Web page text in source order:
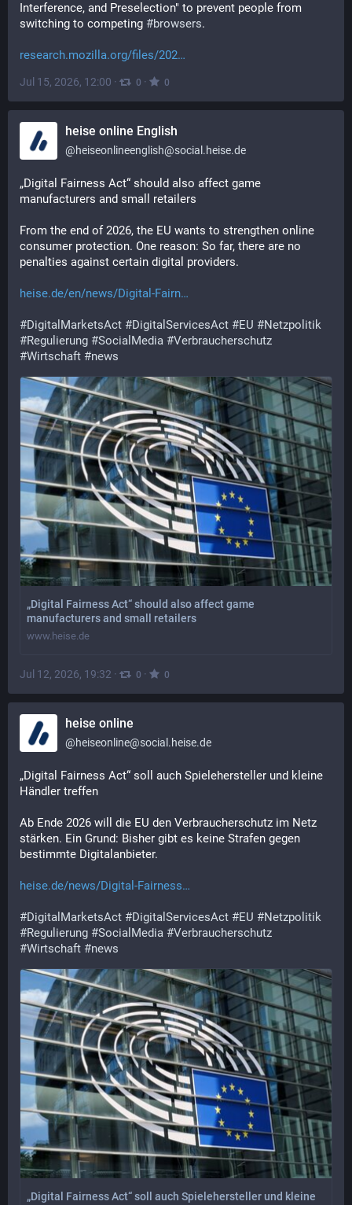
Interference, and Preselection" to prevent people from
switching to competing #browsers.
research.mozilla.org/files/202
Jul 15, 2026, 12:00 · 0 · 0
heise online English
@heiseonlineenglish@social.heise.de
„Digital Fairness Act“ should also affect game
manufacturers and small retailers
From the end of 2026, the EU wants to strengthen online
consumer protection. One reason: So far, there are no
penalties against certain digital providers.
heise.de/en/news/Digital-Fairn
#DigitalMarketsAct #DigitalServicesAct #EU #Netzpolitik
#Regulierung #SocialMedia #Verbraucherschutz
#Wirtschaft #news
„Digital Fairness Act“ should also affect game
manufacturers and small retailers
www.heise.de
Jul 12, 2026, 19:32 · 0 · 0
heise online
@heiseonline@social.heise.de
„Digital Fairness Act“ soll auch Spielehersteller und kleine
Händler treffen
Ab Ende 2026 will die EU den Verbraucherschutz im Netz
stärken. Ein Grund: Bisher gibt es keine Strafen gegen
bestimmte Digitalanbieter.
heise.de/news/Digital-Fairness
#DigitalMarketsAct #DigitalServicesAct #EU #Netzpolitik
#Regulierung #SocialMedia #Verbraucherschutz
#Wirtschaft #news
„Digital Fairness Act“ soll auch Spielehersteller und kleine